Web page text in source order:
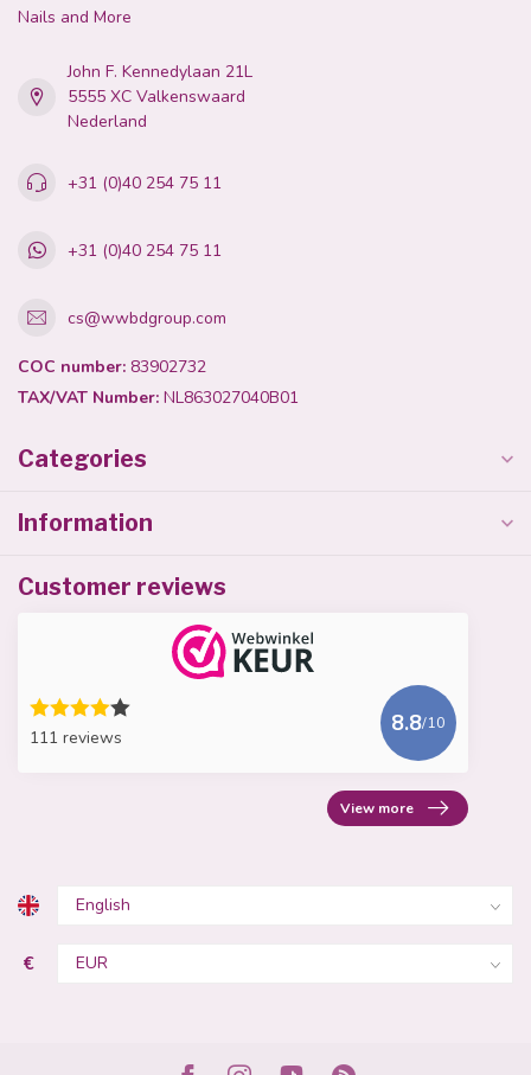
Nails and More
John F. Kennedylaan 21L
5555 XC Valkenswaard
Nederland
+31 (0)40 254 75 11
+31 (0)40 254 75 11
cs@wwbdgroup.com
COC number: 83902732
TAX/VAT Number: NL863027040B01
Categories
Information
Customer reviews
111 reviews
8.8/10
View more
€